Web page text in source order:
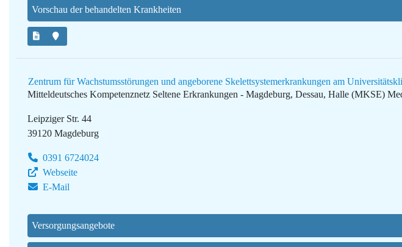
Vorschau der behandelten Krankheiten
Zentrum für Wachstumsstörungen und angeborene Skelettsystemerkrankungen am
Mitteldeutsches Kompetenznetz Seltene Erkrankungen - Magdeburg, Dessau, Halle (MKSE)
Leipziger Str. 44
39120 Magdeburg
0391 6724024
Webseite
E-Mail
Versorgungsangebote